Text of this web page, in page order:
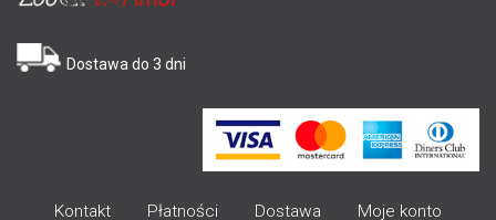
Dostawa do 3 dni
Kontakt Płatności Dostawa Moje konto